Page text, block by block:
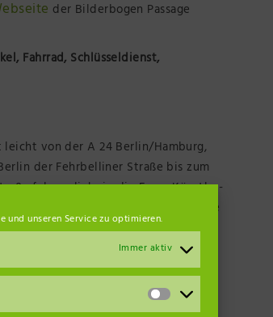
und unseren Service zu optimieren.
Immer aktiv
der Bilderbogen Passage
Fahrrad, Schlüsseldienst,
von der A 24 Berlin/Hamburg,
der Fehrbelliner Straße bis zum
folgen, links in die Franz-Künstler-
biegen Sie in die Karl-Marx-Straße
befindet.